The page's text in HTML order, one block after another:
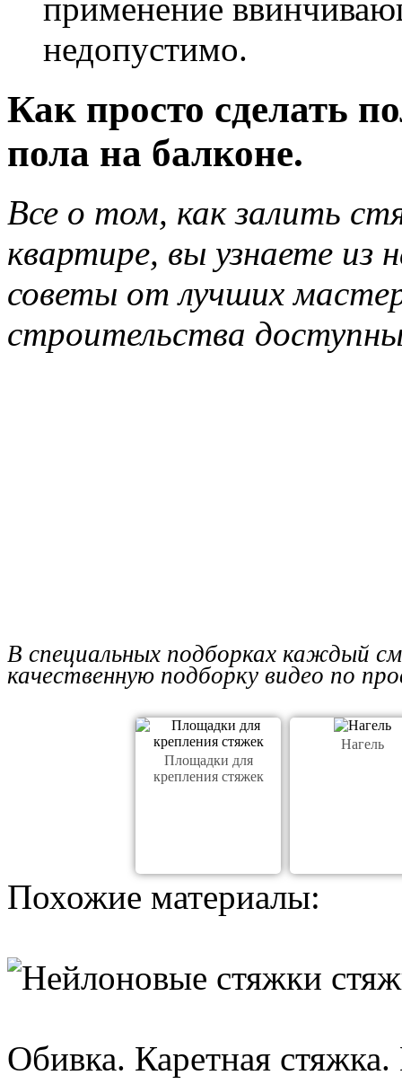
применение
недопустимо.
Как просто сделать
пола на балконе.
Все о том, как залить
квартире, вы узнаете из
советы от лучших
строительства
В специальных подборках каждый
качественную подборку видео по
Площадки для
крепления стяжек
Нагель
Похожие материалы:
Обивка. Каретная